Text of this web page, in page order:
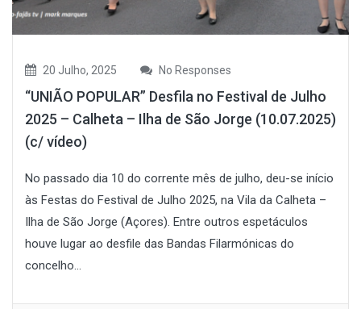
20 Julho, 2025 No Responses
“UNIÃO POPULAR” Desfila no Festival de Julho
2025 – Calheta – Ilha de São Jorge (10.07.2025)
(c/ vídeo)
No passado dia 10 do corrente mês de julho, deu-se início
às Festas do Festival de Julho 2025, na Vila da Calheta –
Ilha de São Jorge (Açores). Entre outros espetáculos
houve lugar ao desfile das Bandas Filarmónicas do
concelho...